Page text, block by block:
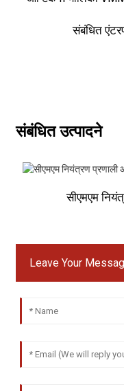
संबंधित
संबंधित उत्पादने
सीएमएम
Leave Your